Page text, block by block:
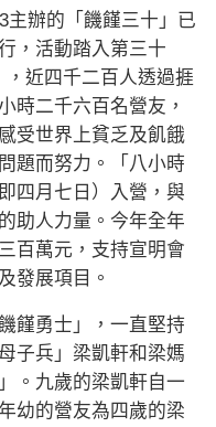
辦的「饑饉三十」已
，活動踏入第三十
近四千二百人透過捱
時二千六百名營友，
受世界上貧乏及飢餓
題而努力。「八小時
四月七日）入營，與
助人力量。今年全年
百萬元，支持宣明會
發展項目。
勇士」，一直堅持
子兵」梁凱軒和梁媽
。九歲的梁凱軒自一
幼的營友為四歲的梁